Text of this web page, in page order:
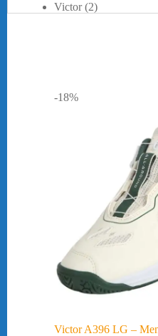
-18%
Victor A396 LG –
46 = 30cm (1)
Victor (2)